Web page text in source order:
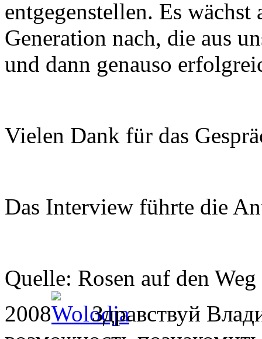
entgegenstellen. Es
Generation nach, die aus
und dann genauso
Vielen Dank für das
Das Interview führte die
Quelle: Rosen auf den
2008
Здравствуй